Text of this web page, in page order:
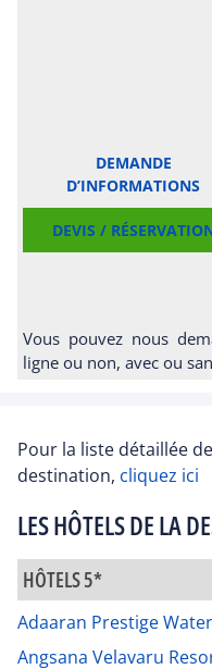
DEMANDE
D’INFORMATIONS
DEVIS /
Vous pouvez nous
ligne ou non, avec ou
Pour la liste détaillée
destination, cliquez ici
LES HÔTELS DE LA
HÔTELS 5*
Adaaran Prestige
Angsana Velavaru